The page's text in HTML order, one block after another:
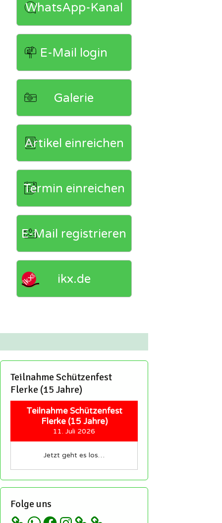
WhatsApp-Kanal
E-Mail login
Galerie
Artikel einreichen
Termin einreichen
E-Mail registrieren
ikx.de
Teilnahme Schützenfest
Flerke (15 Jahre)
Teilnahme Schützenfest
Flerke (15 Jahre)
11. Juli 2026
Jetzt geht es los…
Folge uns
WhatsApp
FacebookInstagram